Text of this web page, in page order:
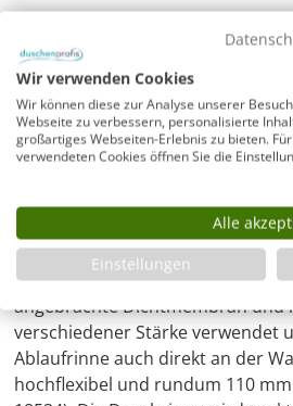
Superflache Ablaufrinne
Bei einer Breite von nur 30 mm
welche nur durch eine schmale
herausnehmbare Abdeckung
und kann mit dem mitgelieferten
Duschrinne im
Möglichkeiten
Die Duschrinne ist schnell und
angebrachte Dichtmembran und
verschiedener Stärke verwendet
Ablaufrinne auch direkt an der
hochflexibel und rundum 110
Wir verwenden Cookies
Wir können diese zur Analyse unserer
Webseite zu verbessern, personalisierte
großartiges Webseiten-Erlebnis zu bieten.
verwendeten Cookies öffnen Sie die
Alle
Einstellungen